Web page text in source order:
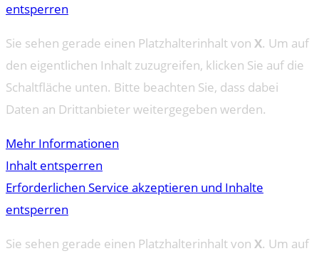
entsperren
Sie sehen gerade einen Platzhalterinhalt von X. Um auf
den eigentlichen Inhalt zuzugreifen, klicken Sie auf die
Schaltfläche unten. Bitte beachten Sie, dass dabei
Daten an Drittanbieter weitergegeben werden.
Mehr Informationen
Inhalt entsperren
Erforderlichen Service akzeptieren und Inhalte
entsperren
Sie sehen gerade einen Platzhalterinhalt von X. Um auf